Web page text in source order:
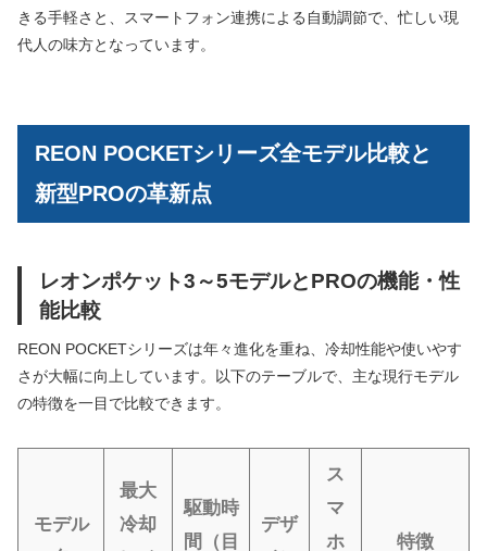
きる手軽さと、スマートフォン連携による自動調節で、忙しい現
代人の味方となっています。
REON POCKETシリーズ全モデル比較と
新型PROの革新点
レオンポケット3～5モデルとPROの機能・性
能比較
REON POCKETシリーズは年々進化を重ね、冷却性能や使いやす
さが大幅に向上しています。以下のテーブルで、主な現行モデル
の特徴を一目で比較できます。
モデル
最大
冷却
駆動時
間（目
デザ
ス
マ
ホ
特徴